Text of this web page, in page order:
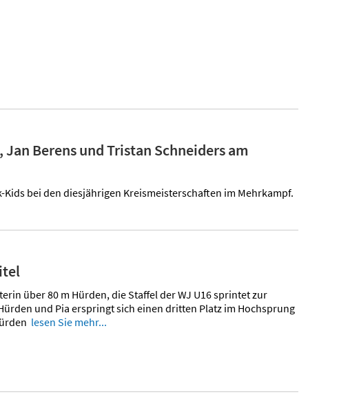
Berens und Tristan Schneiders am
bei den diesjährigen Kreismeisterschaften im Mehrkampf.
über 80 m Hürden, die Staffel der WJ U16 sprintet zur
und Pia erspringt sich einen dritten Platz im Hochsprung
lesen Sie mehr...